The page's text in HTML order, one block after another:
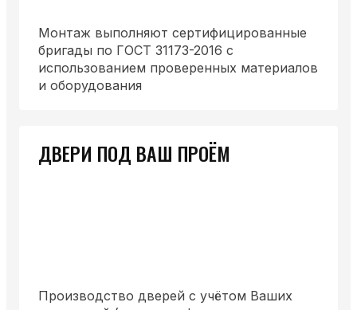
Монтаж выполняют сертифицированные
бригады по ГОСТ 31173-2016 с
использованием проверенных материалов
и оборудования
ДВЕРИ ПОД ВАШ ПРОЁМ
Производство дверей с учётом Ваших